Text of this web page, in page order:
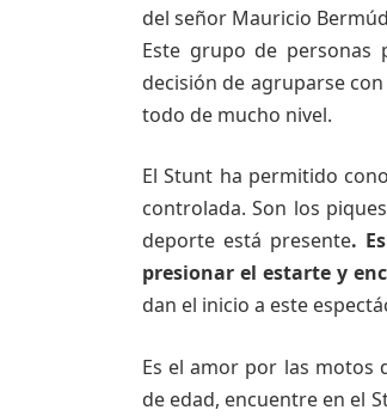
del señor Mauricio
Este grupo de
decisión de agruparse
todo de mucho nivel.
El Stunt ha permitido
controlada. Son los
deporte está presente.
presionar el estarte y
dan el inicio a este
Es el amor por las motos
de edad, encuentre en el